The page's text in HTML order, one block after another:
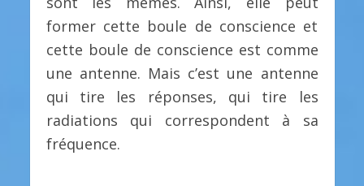
former cette boule de conscience et
cette boule de conscience est comme
une antenne. Mais c’est une antenne
qui tire les réponses, qui tire les
radiations qui correspondent à sa
fréquence.